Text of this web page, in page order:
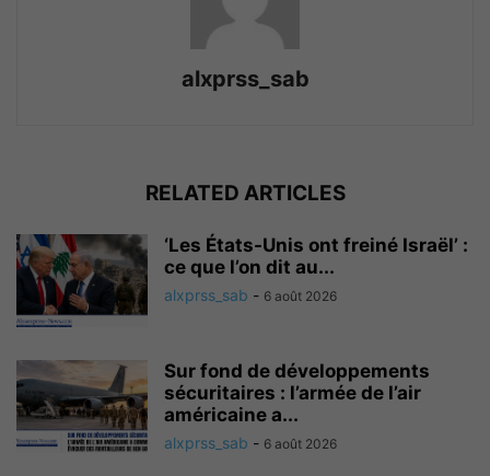
alxprss_sab
RELATED ARTICLES
‘Les États-Unis ont freiné Israël’ :
ce que l’on dit au...
alxprss_sab - 6 août 2026
Sur fond de développements
sécuritaires : l’armée de l’air
américaine a...
alxprss_sab - 6 août 2026